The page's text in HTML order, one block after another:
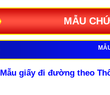
MẪU
Mẫu giấy đi đường theo